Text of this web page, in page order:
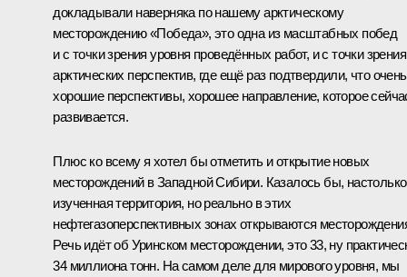
докладывали наверняка по нашему арктическому
месторождению «Победа», это одна из масштабных побед
и с точки зрения уровня проведённых работ, и с точки зрения
арктических перспектив, где ещё раз подтвердили, что очень
хорошие перспективы, хорошее направление, которое
развивается.
Плюс ко всему я хотел бы отметить и открытие новых
месторождений в Западной Сибири. Казалось бы, настолько
изученная территория, но реально в этих
нефтегазоперспективных зонах открываются
Речь идёт об Уринском месторождении, это 33, ну
34 миллиона тонн. На самом деле для мирового уровня, мы